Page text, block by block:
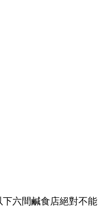
六間鹹食店絕對不能